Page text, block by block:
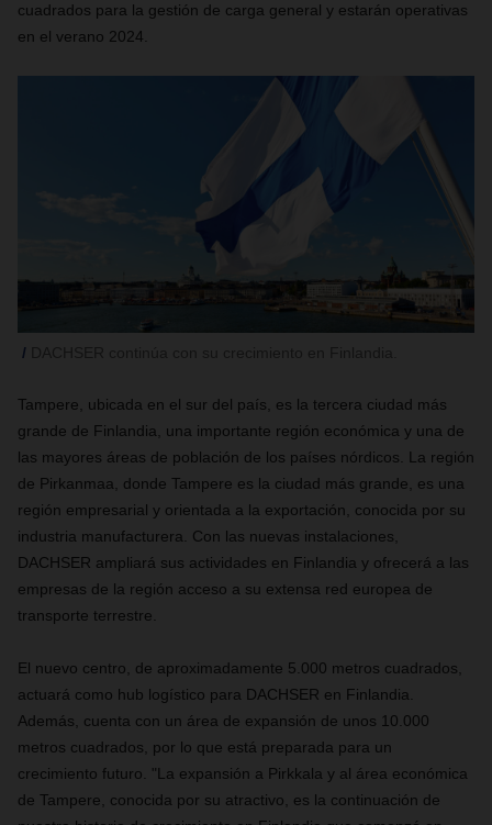
cuadrados para la gestión de carga general y estarán operativas
en el verano 2024.
Tampere, ubicada en el sur del país, es la tercera ciudad más
grande de Finlandia, una importante región económica y una de
las mayores áreas de población de los países nórdicos. La región
de Pirkanmaa, donde Tampere es la ciudad más grande, es una
región empresarial y orientada a la exportación, conocida por su
industria manufacturera. Con las nuevas instalaciones,
DACHSER ampliará sus actividades en Finlandia y ofrecerá a las
empresas de la región acceso a su extensa red europea de
transporte terrestre.
El nuevo centro, de aproximadamente 5.000 metros cuadrados,
actuará como hub logístico para DACHSER en Finlandia.
Además, cuenta con un área de expansión de unos 10.000
metros cuadrados, por lo que está preparada para un
crecimiento futuro. "La expansión a Pirkkala y al área económica
de Tampere, conocida por su atractivo, es la continuación de